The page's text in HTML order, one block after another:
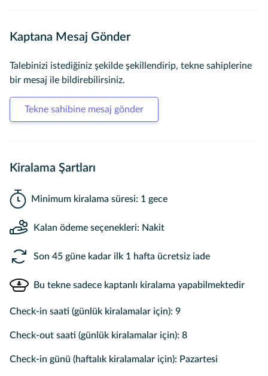
Kaptana Mesaj Gönder
Talebinizi istediğiniz şekilde şekillendirip, tekne sahiplerine
bir mesaj ile bildirebilirsiniz.
Tekne sahibine mesaj gönder
Kiralama Şartları
Minimum kiralama süresi: 1 gece
Kalan ödeme seçenekleri: Nakit
Son 45 güne kadar ilk 1 hafta ücretsiz iade
Bu tekne sadece kaptanlı kiralama yapabilmektedir
Check-in saati (günlük kiralamalar için): 9
Check-out saati (günlük kiralamalar için): 8
Check-in günü (haftalık kiralamalar için): Pazartesi